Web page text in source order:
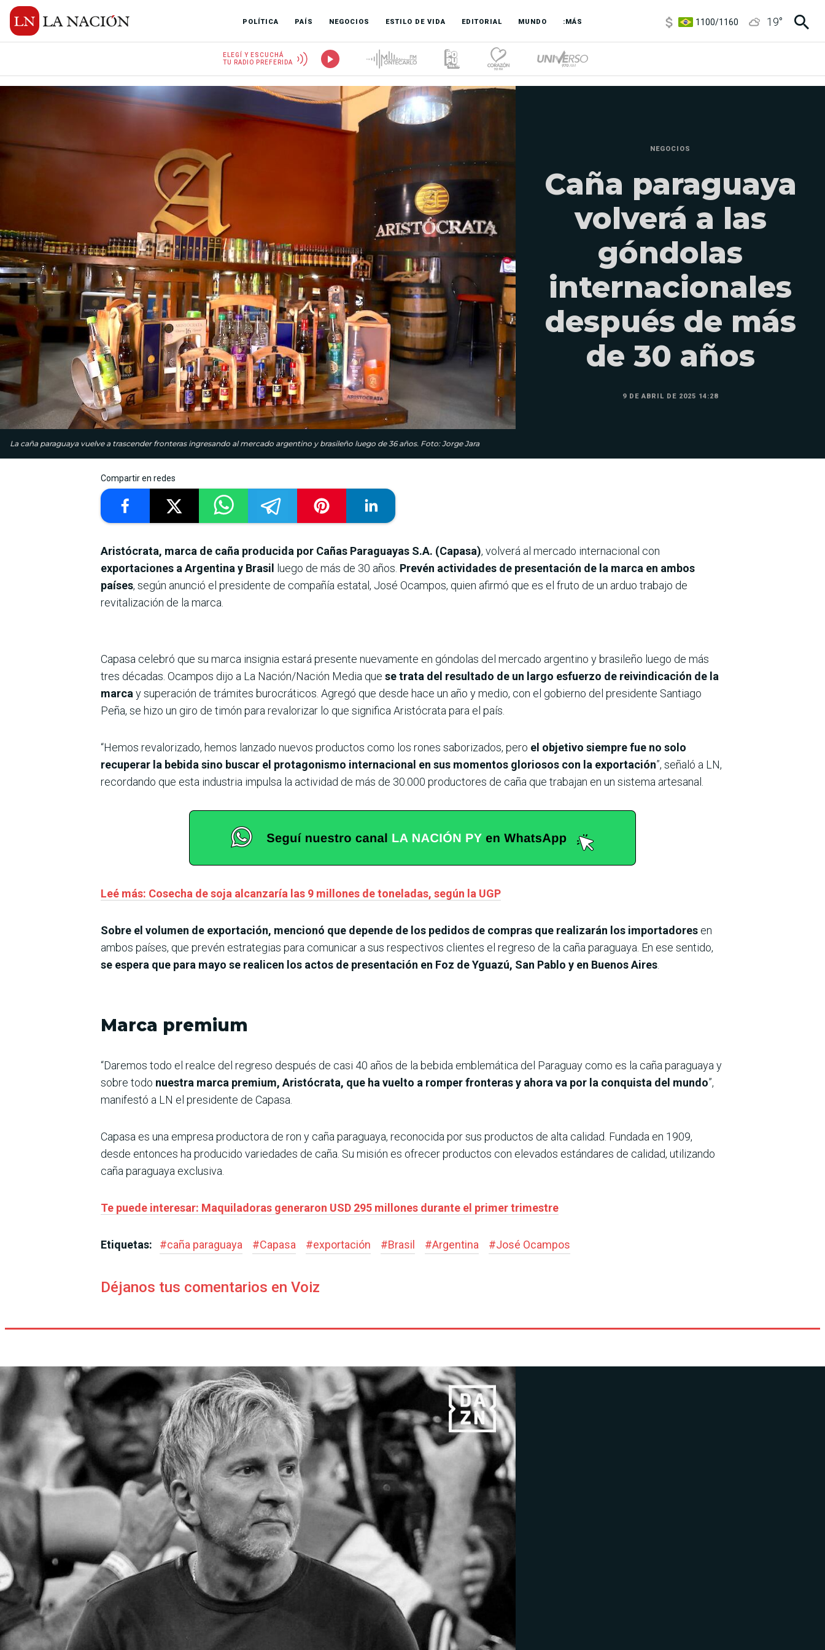
POLÍTICA PAÍS NEGOCIOS ESTILO DE VIDA EDITORIAL MUNDO :MÁS
3,8/4
19°
ELEGÍ Y ESCUCHÁ
TU RADIO PREFERIDA
La caña paraguaya vuelve a trascender fronteras ingresando al mercado argentino y brasileño luego de 36 años. Foto: Jorge Jara
NEGOCIOS
Caña paraguaya
volverá a las
góndolas
internacionales
después de más
de 30 años
9 DE ABRIL DE 2025 14:28
Compartir en redes
Aristócrata, marca de caña producida por Cañas Paraguayas S.A. (Capasa), volverá al mercado internacional con
exportaciones a Argentina y Brasil
luego de más de 30 años. Prevén actividades de presentación de la marca en ambos
países, según anunció el presidente de compañía estatal, José Ocampos, quien afirmó que es el fruto de un arduo trabajo de
revitalización de la marca.
Capasa celebró que su marca insignia estará presente nuevamente en góndolas del mercado argentino y brasileño luego de más
tres décadas. Ocampos dijo a La Nación/Nación Media que se trata del resultado de un largo esfuerzo de reivindicación de la
marca y superación de trámites burocráticos. Agregó que desde hace un año y medio, con el gobierno del presidente Santiago
Peña, se hizo un giro de timón para revalorizar lo que significa Aristócrata para el país.
“Hemos revalorizado, hemos lanzado nuevos productos como los rones saborizados, pero el objetivo siempre fue no solo
recuperar la bebida sino buscar el protagonismo internacional en sus momentos gloriosos con la exportación”, señaló a LN,
recordando que esta industria impulsa la actividad de más de 30.000 productores de caña que trabajan en un sistema artesanal.
Leé más: Cosecha de soja alcanzaría las 9 millones de toneladas, según la UGP
Sobre el volumen de exportación, mencionó que depende de los pedidos de compras que realizarán los importadores en
ambos países, que prevén estrategias para comunicar a sus respectivos clientes el regreso de la caña paraguaya. En ese sentido,
se espera que para mayo se realicen los actos de presentación en Foz de Yguazú, San Pablo y en Buenos Aires
Marca premium
“Daremos todo el realce del regreso después de casi 40 años de la bebida emblemática del Paraguay como es la caña paraguaya y
sobre todo nuestra marca premium, Aristócrata, que ha vuelto a romper fronteras y ahora va por la conquista del mundo”,
manifestó a LN el presidente de Capasa.
Capasa es una empresa productora de ron y caña paraguaya, reconocida por sus productos de alta calidad. Fundada en 1909,
desde entonces ha producido variedades de caña. Su misión es ofrecer productos con elevados estándares de calidad, utilizando
caña paraguaya exclusiva.
Te puede interesar: Maquiladoras generaron USD 295 millones durante el primer trimestre
Etiquetas: #caña paraguaya #Capasa #exportación #Brasil #Argentina #José Ocampos
Déjanos tus comentarios en Voiz